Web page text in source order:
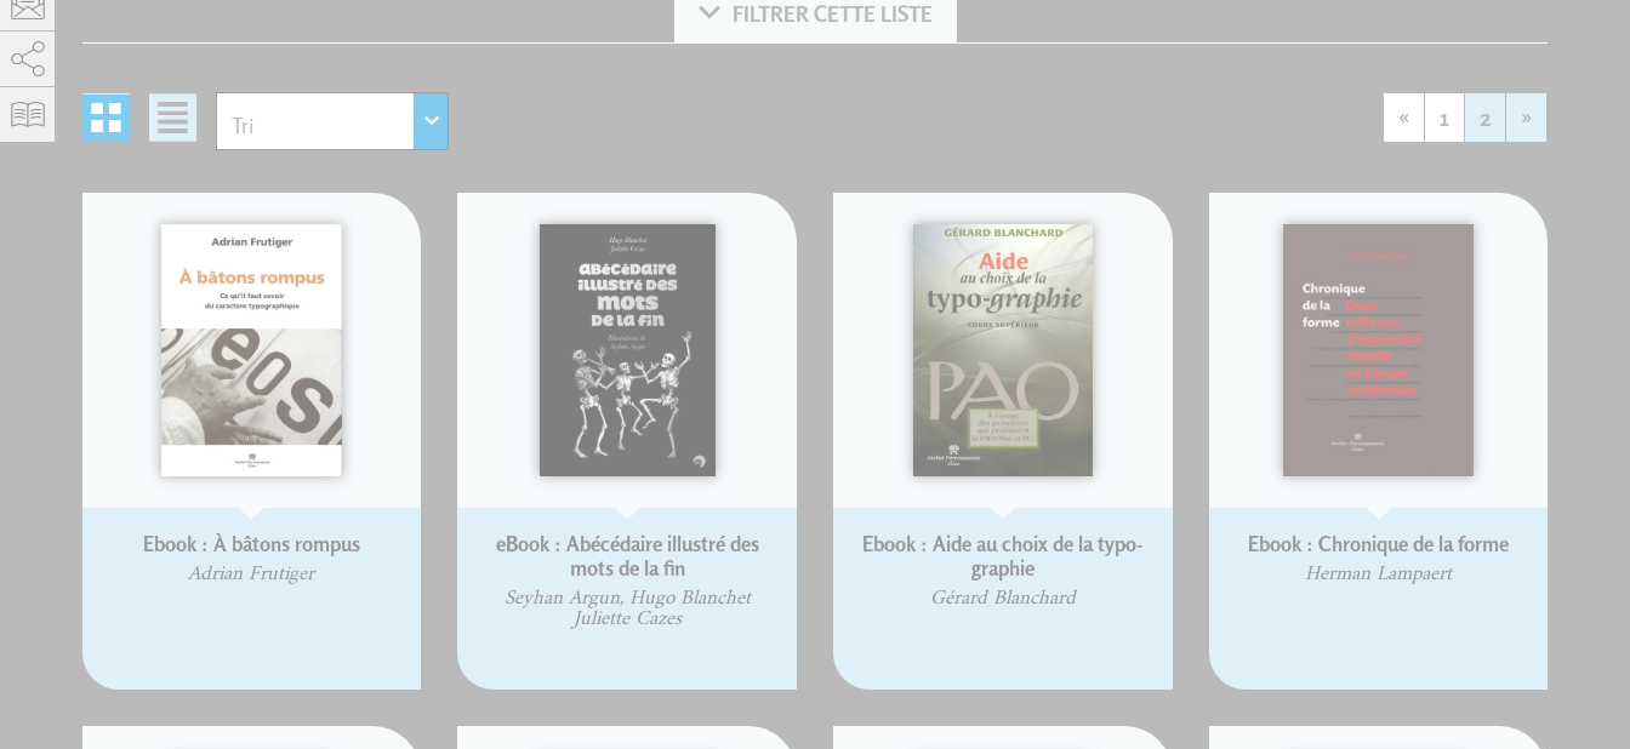
FILTRER CETTE LISTE
« 1 2 »
Ebook : À bâtons rompus
Adrian Frutiger
eBook : Abécédaire illustré des
mots de la fin
Seyhan Argun, Hugo Blanchet
Juliette Cazes
Ebook : Aide au choix de la typo-
graphie
Gérard Blanchard
Ebook : Chronique de la forme
Herman Lampaert